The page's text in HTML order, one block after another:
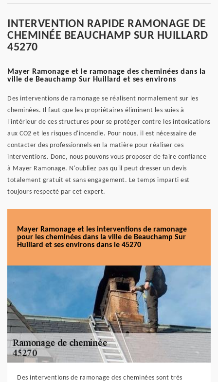
INTERVENTION RAPIDE RAMONAGE DE
CHEMINÉE BEAUCHAMP SUR HUILLARD
45270
Mayer Ramonage et le ramonage des cheminées dans la
ville de Beauchamp Sur Huillard et ses environs
Des interventions de ramonage se réalisent normalement sur les
cheminées. Il faut que les propriétaires éliminent les suies à
l'intérieur de ces structures pour se protéger contre les intoxications
aux CO2 et les risques d'incendie. Pour nous, il est nécessaire de
contacter des professionnels en la matière pour réaliser ces
interventions. Donc, nous pouvons vous proposer de faire confiance
à Mayer Ramonage. N'oubliez pas qu'il peut dresser un devis
totalement gratuit et sans engagement. Le temps imparti est
toujours respecté par cet expert.
Mayer Ramonage et les interventions de ramonage
pour les cheminées dans la ville de Beauchamp Sur
Huillard et ses environs dans le 45270
Des interventions de ramonage des cheminées sont très